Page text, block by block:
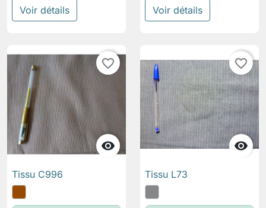
Voir détails Voir détails

favorite_border
Tissu C996

favorite_border
Tissu L73